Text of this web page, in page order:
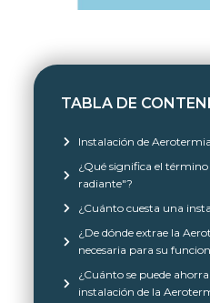
TABLA DE
Instalación de Aerotermia
¿Qué significa el
radiante"?
¿Cuánto cuesta una
¿De dónde extrae la
necesaria para su
¿Cuánto se puede
instalación de la